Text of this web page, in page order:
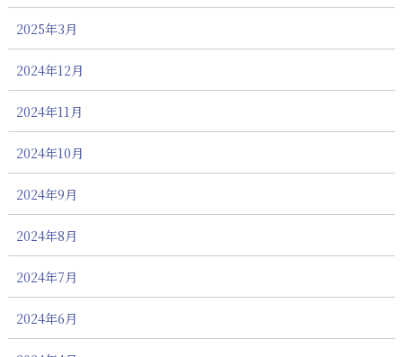
2025年3月
2024年12月
2024年11月
2024年10月
2024年9月
2024年8月
2024年7月
2024年6月